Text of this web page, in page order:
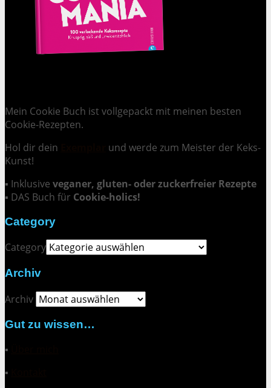
Mein Cookie Buch ist vollgepackt mit meinen besten
Cookie-Rezepten.
Hol dir dein
und werde zum Meister der Keks-
Kunst!
▪ Inklusive veganer, gluten- oder zuckerfreier Rezepte
▪ DAS Buch für Cookie-holics!
Category
Category
Archiv
Archiv
Gut zu wissen…
▪
▪